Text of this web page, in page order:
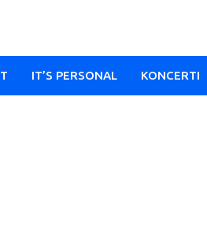
IT’S PERSONAL KONCERTI